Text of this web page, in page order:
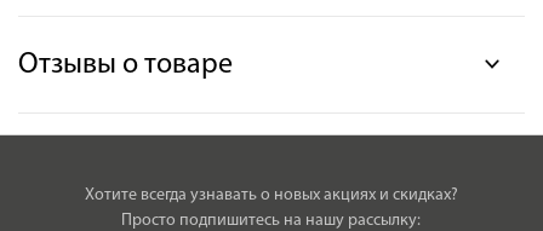
Отзывы о товаре
Хотите всегда узнавать о новых акциях и скидках?
Просто подпишитесь на нашу рассылку: